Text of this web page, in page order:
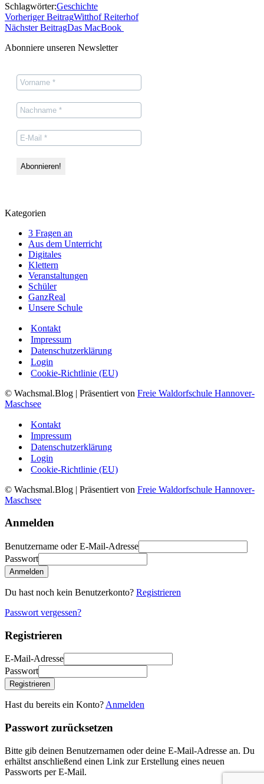
Schlagwörter:Geschichte
Vorheriger BeitragWitthof Reiterhof
Nächster BeitragDas MacBook
Abonniere unseren Newsletter
Kategorien
3 Fragen an
Aus dem Unterricht
Digitales
Klettern
Veranstaltungen
Schüler
GanzReal
Unsere Schule
Kontakt
Impressum
Datenschutzerklärung
Login
Cookie-Richtlinie (EU)
© Wachsmal.Blog | Präsentiert von Freie Waldorfschule Hannover-
Maschsee
Kontakt
Impressum
Datenschutzerklärung
Login
Cookie-Richtlinie (EU)
© Wachsmal.Blog | Präsentiert von Freie Waldorfschule Hannover-
Maschsee
Anmelden
Benutzername oder E-Mail-Adresse
Passwort
Anmelden
Du hast noch kein Benutzerkonto? Registrieren
Passwort vergessen?
Registrieren
E-Mail-Adresse
Passwort
Registrieren
Hast du bereits ein Konto? Anmelden
Passwort zurücksetzen
Bitte gib deinen Benutzernamen oder deine E-Mail-Adresse an. Du
erhältst anschließend einen Link zur Erstellung eines neuen
Passworts per E-Mail.